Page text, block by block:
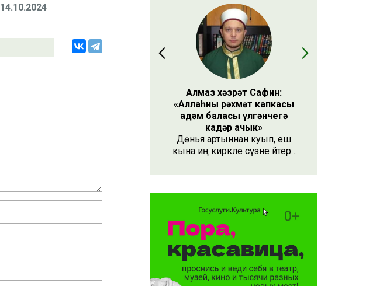
14.10.2024
Алмаз хәзрәт Сафин:
«Аллаһның рәхмәт капкасы
адәм баласы үлгәнчегә
кадәр ачык»
Дөнья артыннан куып, еш
кына иң кирәкле сүзне әйтергә
Әлеге сүзне күршең яки
кеше бөтен яшәеше, барлыгы